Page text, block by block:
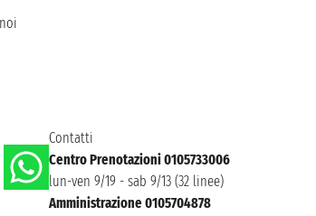
Contatti
Centro Prenotazioni 0105733006
lun-ven 9/19 - sab 9/13 (32 linee)
Amministrazione 0105704878